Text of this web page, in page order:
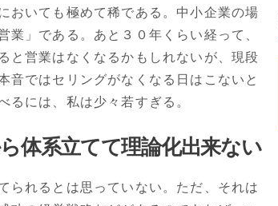
おいても極めて稀である。中小企業の場
」である。あと３０年くらい経って、
と営業はなくなるかもしれないが、現段
音ではセリングがなくなる日はこないと
るには、私は少々若すぎる。
体系立てて理論化出来ない
られるとは思っていない。ただ、それは